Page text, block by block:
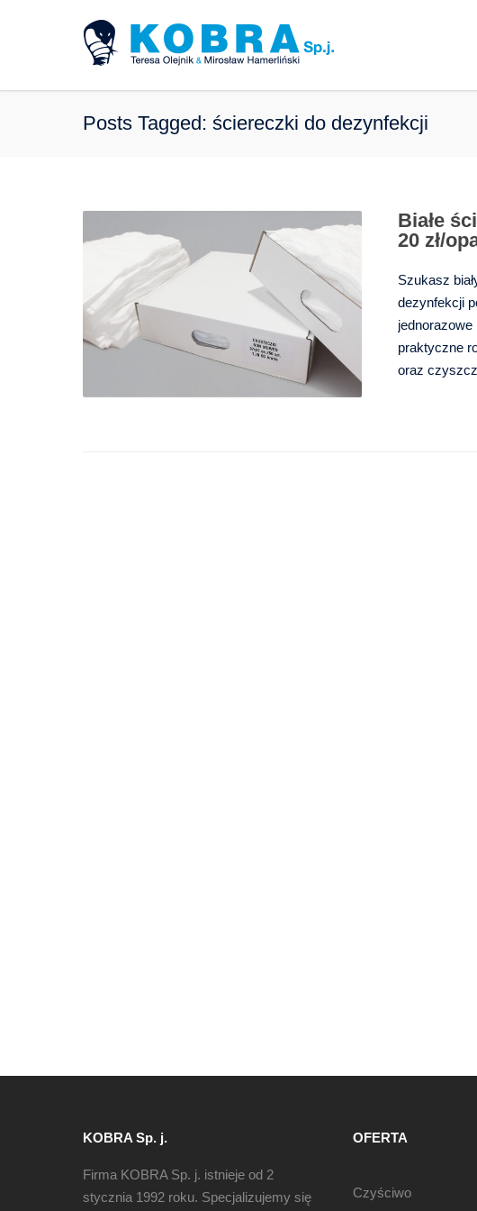
Posts Tagged: ściereczki do dezynfekcji
Białe
20 zł/
Szukasz
dezynfekcji
praktyczne
oraz
KOBRA Sp. j.
Firma KOBRA Sp. j. istnieje od 2
stycznia 1992 roku. Specjalizujemy się
OFERTA
Czyściwo